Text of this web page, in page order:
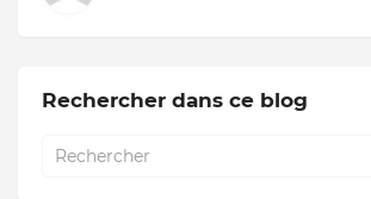
Rechercher dans ce blog